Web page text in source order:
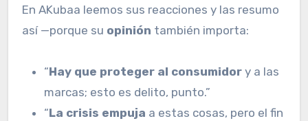
En AKubaa leemos sus reacciones y las resumo
así —porque su opinión también importa:
“Hay que proteger al consumidor y a las
marcas; esto es delito, punto.”
“La crisis empuja a estas cosas, pero el fin